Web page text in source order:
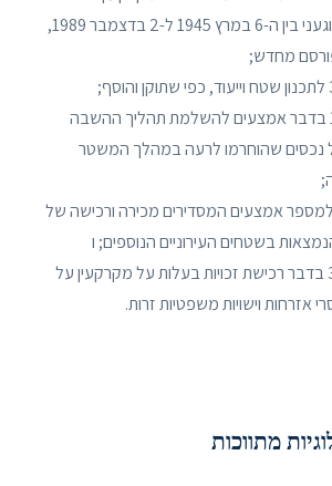
שהשתלטו באופן פוגעני בין ה-6 במרץ 1945 ל-2 בדצמבר 1989,
מחדש;
חוק מס' 165/2013 בדבר אמצעים להשלמת תהליך ההשבה
נכסים שהוחרמו לרעה במהלך המשטר
חוק מס' 17/2014 למספר אמצעים המסדירים מכירה ורכישה של
בשטחים העירוניים הנוספים; ו
חוק מס' 312/2005 בדבר רכישת זכויות בעלות על מקרקעין על
אזרחות וישויות משפטיות זרות.
מתווכות